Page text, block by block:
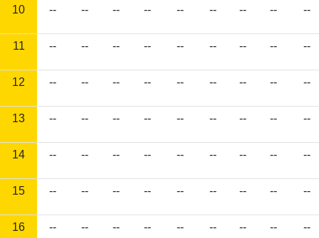
10 -- -- -- -- -- -- -- -- --
11 -- -- -- -- -- -- -- -- --
12 -- -- -- -- -- -- -- -- --
13 -- -- -- -- -- -- -- -- --
14 -- -- -- -- -- -- -- -- --
15 -- -- -- -- -- -- -- -- --
16 -- -- -- -- -- -- -- -- --